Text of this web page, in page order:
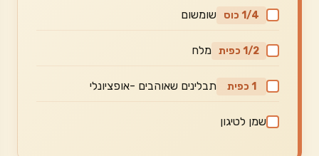
1/4 כוס שומשום
1/2 כפית מלח
1 כפית תבלינים שאוהבים -אופציונלי
שמן לטיגון